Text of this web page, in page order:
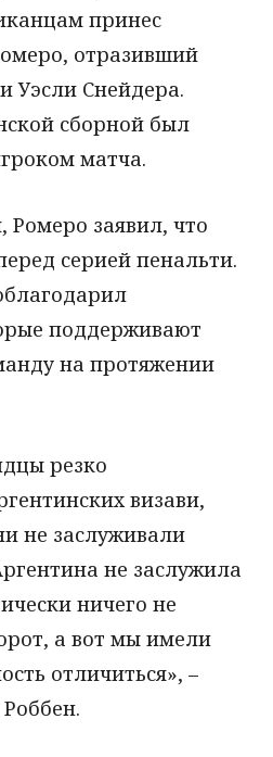
принес
отразивший
Уэсли Снейдера.
сборной был
матча.
заявил, что
серией пенальти.
поддерживают
на протяжении
резко
визави,
не заслуживали
не заслужила
ничего не
а вот мы имели
отличиться», –